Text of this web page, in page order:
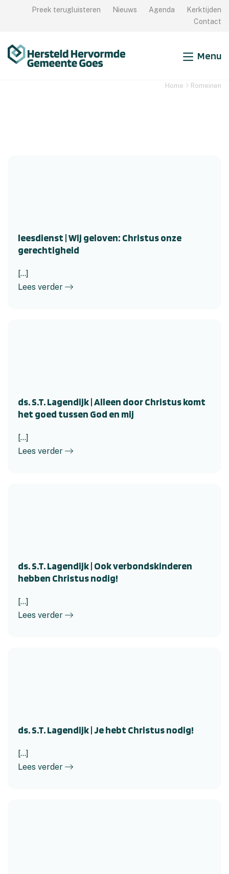
Sluiten
Samen Zijn
Preek terugluisteren Nieuws Agenda
Kerktijden
Contact
Menu
Home Romeinen
leesdienst | Wij geloven: Christus onze
gerechtigheid
[...]
Lees verder
ds. S.T. Lagendijk | Alleen door Christus komt
het goed tussen God en mij
[...]
Lees verder
ds. S.T. Lagendijk | Ook verbondskinderen
hebben Christus nodig!
[...]
Lees verder
ds. S.T. Lagendijk | Je hebt Christus nodig!
[...]
Lees verder